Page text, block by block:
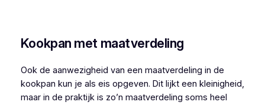
Kookpan met maatverdeling
Ook de aanwezigheid van een maatverdeling in de
kookpan kun je als eis opgeven. Dit lijkt een kleinigheid,
maar in de praktijk is zo’n maatverdeling soms heel